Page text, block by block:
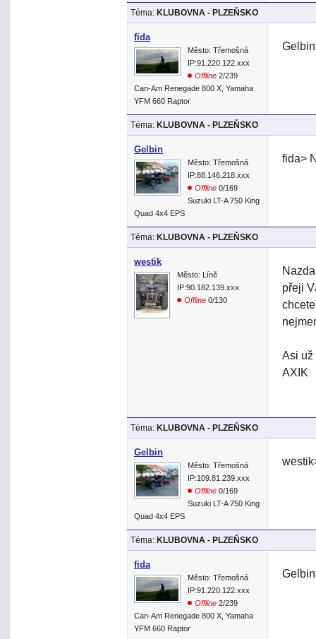
Téma: KLUBOVNA - PLZEŇSKO
fida
Město: Třemošná
IP:91.220.122.xxx
Offline 2/239
Can-Am Renegade 800 X, Yamaha
YFM 660 Raptor
Téma: KLUBOVNA - PLZEŇSKO
Gelbin
Město: Třemošná
IP:88.146.218.xxx
Offline 0/169
Suzuki LT-A 750 King
Quad 4x4 EPS
fida>
Téma: KLUBOVNA - PLZEŇSKO
westik
Město: Líně
IP:90.182.139.xxx
Offline 0/130
přeji
Asi už
AXIK
Téma: KLUBOVNA - PLZEŇSKO
Gelbin
Město: Třemošná
IP:109.81.239.xxx
Offline 0/169
Suzuki LT-A 750 King
Quad 4x4 EPS
Téma: KLUBOVNA - PLZEŇSKO
fida
Město: Třemošná
IP:91.220.122.xxx
Offline 2/239
Can-Am Renegade 800 X, Yamaha
YFM 660 Raptor